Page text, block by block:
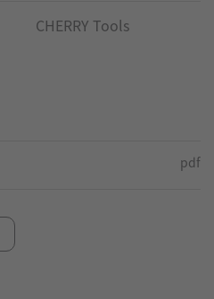
CHERRY Tools
pdf